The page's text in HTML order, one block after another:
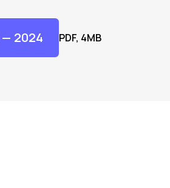
— 2024 PDF, 4MB